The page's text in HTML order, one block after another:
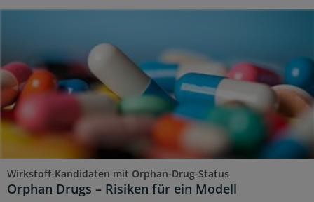
Wirkstoff-Kandidaten mit Orphan-Drug-Status
Orphan Drugs – Risiken für ein Modell